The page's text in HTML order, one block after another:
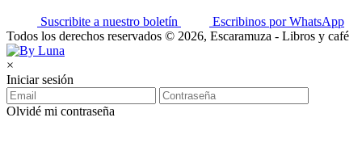
Suscribite a nuestro boletín
Escribinos por WhatsApp
Todos los derechos reservados © 2026, Escaramuza - Libros y café
×
Iniciar sesión
Olvidé mi contraseña